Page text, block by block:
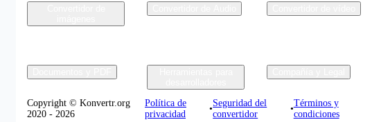
Copyright © Konvertr.org
2020 - 2026
Política de
privacidad
•
Seguridad del
convertidor
•
Términos y
condiciones